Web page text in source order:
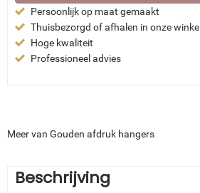
Persoonlijk op maat gemaakt
Thuisbezorgd of afhalen in onze winkel
Hoge kwaliteit
Professioneel advies
Meer van Gouden afdruk hangers
Beschrijving